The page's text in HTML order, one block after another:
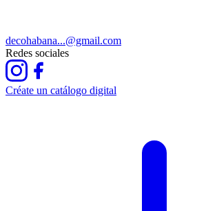
decohabana...@gmail.com
Redes sociales
Créate un catálogo digital